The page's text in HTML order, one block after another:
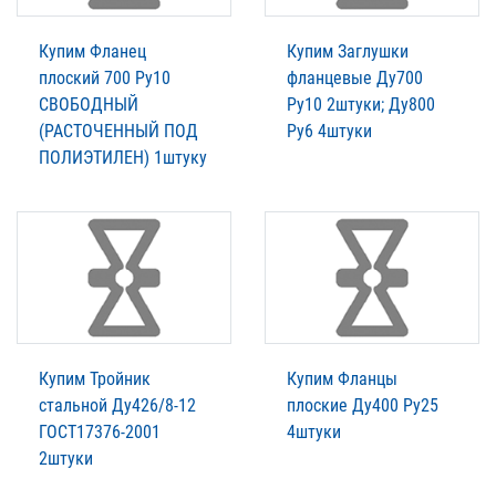
Купим Фланец
плоский 700 Ру10
СВОБОДНЫЙ
(РАСТОЧЕННЫЙ ПОД
ПОЛИЭТИЛЕН) 1штуку
Купим Заглушки
фланцевые Ду700
Ру10 2штуки; Ду800
Ру6 4штуки
Купим Тройник
стальной Ду426/8-12
ГОСТ17376-2001
2штуки
Купим Фланцы
плоские Ду400 Ру25
4штуки